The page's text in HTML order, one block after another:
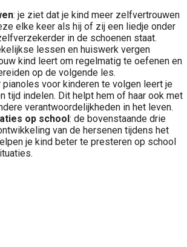
: je ziet dat je kind meer zelfvertrouwen
elke keer als hij of zij een liedje onder
in de schoenen staat.
lessen en huiswerk vergen
kind leert om regelmatig te oefenen en
op de volgende les.
pianoles voor kinderen te volgen leert je
tijd indelen. Dit helpt hem of haar ook met
verantwoordelijkheden in het leven.
op school: de bovenstaande drie
van de hersenen tijdens het
je kind beter te presteren op school